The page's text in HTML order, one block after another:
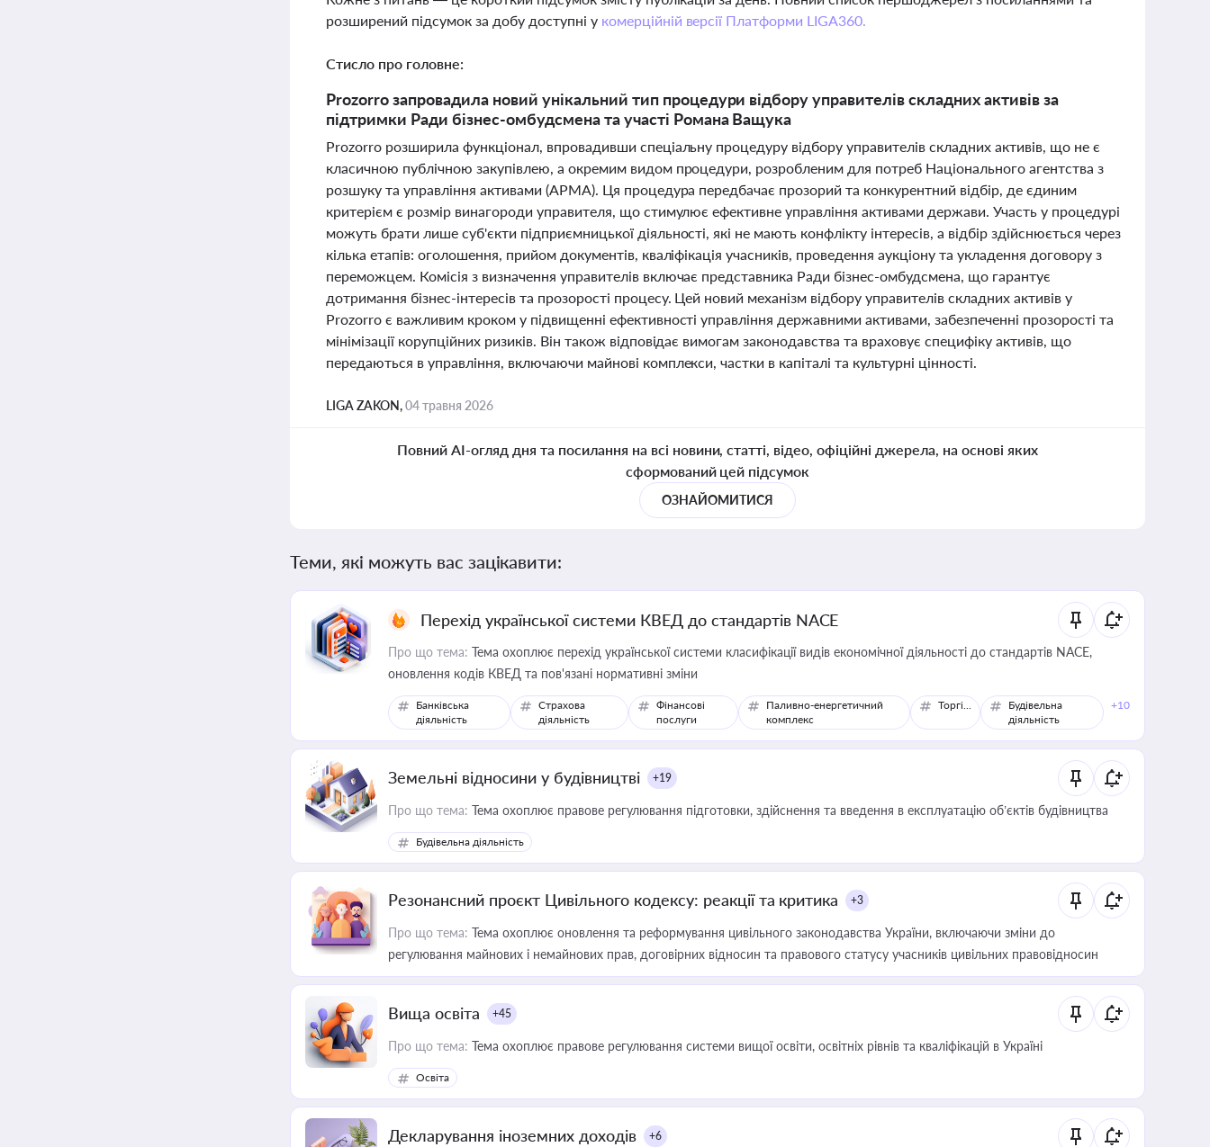
розширений підсумок за добу доступні у комерційній версії Платформи LIGA360.
Стисло про головне:
Prozorro запровадила новий унікальний тип процедури відбору управителів складних активів за
підтримки Ради бізнес-омбудсмена та участі Романа Ващука
Prozorro розширила функціонал, впровадивши спеціальну процедуру відбору управителів складних активів, що не є
класичною публічною закупівлею, а окремим видом процедури, розробленим для потреб Національного агентства з
розшуку та управління активами (АРМА). Ця процедура передбачає прозорий та конкурентний відбір, де єдиним
критерієм є розмір винагороди управителя, що стимулює ефективне управління активами держави. Участь у процедурі
можуть брати лише суб'єкти підприємницької діяльності, які не мають конфлікту інтересів, а відбір здійснюється через
кілька етапів: оголошення, прийом документів, кваліфікація учасників, проведення аукціону та укладення договору з
переможцем. Комісія з визначення управителів включає представника Ради бізнес-омбудсмена, що гарантує
дотримання бізнес-інтересів та прозорості процесу. Цей новий механізм відбору управителів складних активів у
Prozorro є важливим кроком у підвищенні ефективності управління державними активами, забезпеченні прозорості та
мінімізації корупційних ризиків. Він також відповідає вимогам законодавства та враховує специфіку активів, що
передаються в управління, включаючи майнові комплекси, частки в капіталі та культурні цінності.
LIGA ZAKON,04 травня 2026
Повний AI-огляд дня та посилання на всі новини, статті, відео, офіційні джерела, на основі яких
сформований цей підсумок
ОЗНАЙОМИТИСЯ
Теми, які можуть вас зацікавити:
Перехід української системи КВЕД до стандартів NACE
Про що тема: Тема охоплює перехід української системи класифікації видів економічної діяльності до стандартів NACE,
оновлення кодів КВЕД та пов'язані нормативні зміни
Банківська
діяльність
Страхова
діяльність
Фінансові
послуги
Паливно-енергетичний
комплекс
Торгівля
Будівельна
діяльність
+10
Земельні відносини у будівництві +19
Про що тема: Тема охоплює правове регулювання підготовки, здійснення та введення в експлуатацію об’єктів будівництва
Будівельна діяльність
Резонансний проєкт Цивільного кодексу: реакції та критика +3
Про що тема: Тема охоплює оновлення та реформування цивільного законодавства України, включаючи зміни до
регулювання майнових і немайнових прав, договірних відносин та правового статусу учасників цивільних правовідносин
Вища освіта +45
Про що тема: Тема охоплює правове регулювання системи вищої освіти, освітніх рівнів та кваліфікацій в Україні
Освіта
Декларування іноземних доходів +6